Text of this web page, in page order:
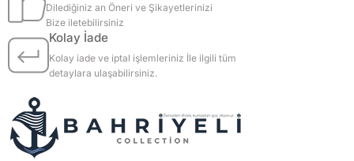
Dilediğiniz an Öneri ve Şikayetlerinizi
Bize iletebilirsiniz
Kolay İade
Kolay iade ve iptal işlemleriniz İle ilgili tüm
detaylara ulaşabilirsiniz.